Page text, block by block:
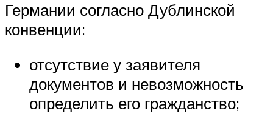
Германии согласно Дублинской
конвенции:
отсутствие у заявителя
документов и невозможность
определить его гражданство;